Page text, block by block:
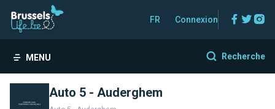
FR Connexion
MENU Recherche
Auto 5 - Auderghem